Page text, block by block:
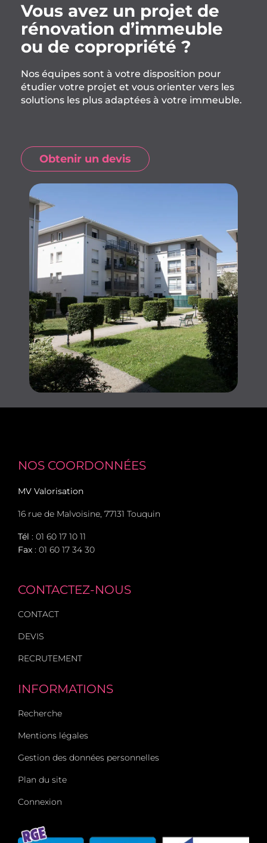
Vous avez un projet de
rénovation d’immeuble
ou de copropriété ?
Nos équipes sont à votre disposition pour
étudier votre projet et vous orienter vers les
solutions les plus adaptées à votre immeuble.
Obtenir un devis
NOS COORDONNÉES
MV Valorisation
16 rue de Malvoisine, 77131 Touquin
Tél : 01 60 17 10 11
Fax : 01 60 17 34 30
CONTACTEZ-NOUS
CONTACT
DEVIS
RECRUTEMENT
INFORMATIONS
Recherche
Mentions légales
Gestion des données personnelles
Plan du site
Connexion